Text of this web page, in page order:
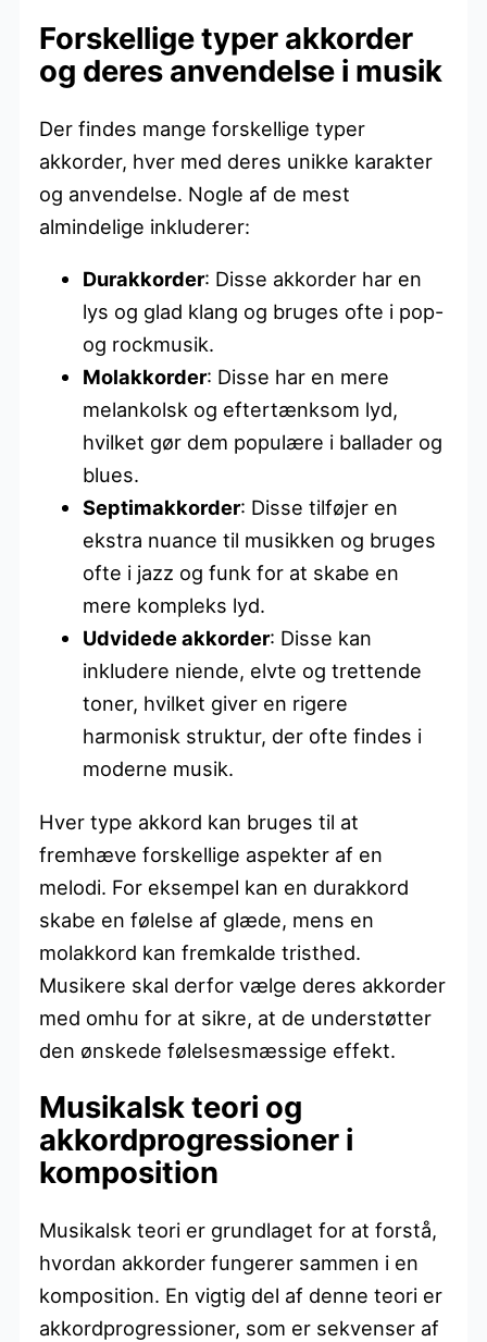
Forskellige typer akkorder
og deres anvendelse i musik
Der findes mange forskellige typer
akkorder, hver med deres unikke karakter
og anvendelse. Nogle af de mest
almindelige inkluderer:
Durakkorder: Disse akkorder har en
lys og glad klang og bruges ofte i pop-
og rockmusik.
Molakkorder: Disse har en mere
melankolsk og eftertænksom lyd,
hvilket gør dem populære i ballader og
blues.
Septimakkorder: Disse tilføjer en
ekstra nuance til musikken og bruges
ofte i jazz og funk for at skabe en
mere kompleks lyd.
Udvidede akkorder: Disse kan
inkludere niende, elvte og trettende
toner, hvilket giver en rigere
harmonisk struktur, der ofte findes i
moderne musik.
Hver type akkord kan bruges til at
fremhæve forskellige aspekter af en
melodi. For eksempel kan en durakkord
skabe en følelse af glæde, mens en
molakkord kan fremkalde tristhed.
Musikere skal derfor vælge deres akkorder
med omhu for at sikre, at de understøtter
den ønskede følelsesmæssige effekt.
Musikalsk teori og
akkordprogressioner i
komposition
Musikalsk teori er grundlaget for at forstå,
hvordan akkorder fungerer sammen i en
komposition. En vigtig del af denne teori er
akkordprogressioner, som er sekvenser af